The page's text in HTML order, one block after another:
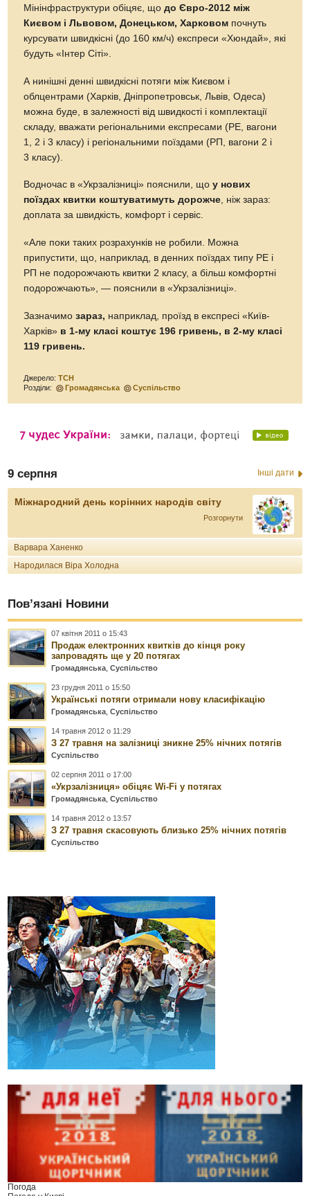
Мінінфраструктури обіцяє, щодо Євро-2012 між
Києвом і Львовом, Донецьком, Харковом почнуть
курсувати швидкісні (до 160 км/ч) експреси «Хюндай», які
будуть «Інтер Сіті».
А нинішні денні швидкісні потяги між Києвом і
облцентрами (Харків, Дніпропетровськ, Львів, Одеса)
можна буде, в залежності від швидкості і комплектації
складу, вважати регіональними експресами (РЕ, вагони
1, 2 і 3 класу) і регіональними поїздами (РП, вагони 2 і
3 класу).
Водночас в «Укрзалізниці» пояснили, щоу нових
поїздах квитки коштуватимуть дорожче, ніж зараз:
доплата за швидкість, комфорт і сервіс.
«Але поки таких розрахунків не робили. Можна
припустити, що, наприклад, в денних поїздах типу РЕ і
РП не подорожчають квитки 2 класу, а більш комфортні
подорожчають», — пояснили в «Укрзалізниці».
Зазначимозараз, наприклад, проїзд в експресі «Київ-
Харків» в 1-му класі коштує 196 гривень, в 2-му класі
119 гривень.
Джерело:ТСН
Розділи:
Громадянська Суспільство
9 серпня Інші дати
Міжнародний день корінних народів світу
Розгорнути
Варвара Ханенко
Народилася Віра Холодна
Пов’язані Новини
07 квітня 2011 о 15:43
Продаж електронних квитків до кінця року
запровадять ще у 20 потягах
Громадянська ,Суспільство
23 грудня 2011 о 15:50
Українські потяги отримали нову класифікацію
Громадянська ,Суспільство
14 травня 2012 о 11:29
З 27 травня на залізниці зникне 25% нічних потягів
Суспільство
02 серпня 2011 о 17:00
«Укрзалізниця» обіцяє Wi-Fi у потягах
Громадянська ,Суспільство
14 травня 2012 о 13:57
З 27 травня скасовують близько 25% нічних потягів
Суспільство
Погода